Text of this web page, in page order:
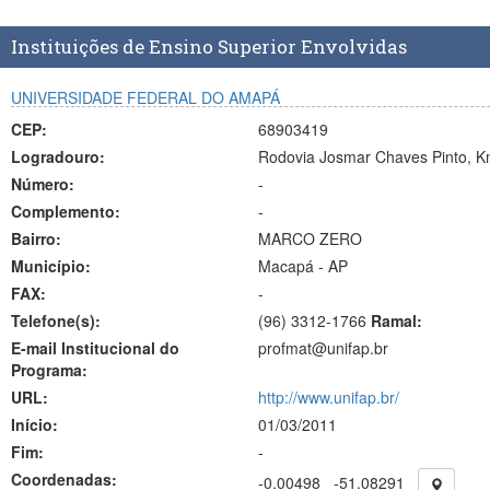
Instituições de Ensino Superior Envolvidas
UNIVERSIDADE FEDERAL DO AMAPÁ
CEP:
68903419
Logradouro:
Rodovia Josmar Chaves Pinto,
Número:
-
Complemento:
-
Bairro:
MARCO ZERO
Município:
Macapá - AP
FAX:
-
Telefone(s):
(96) 3312-1766 Ramal:
E-mail Institucional do
Programa:
profmat@unifap.br
URL:
http://www.unifap.br/
Início:
01/03/2011
Fim:
-
Coordenadas:
-0.00498 -51.08291